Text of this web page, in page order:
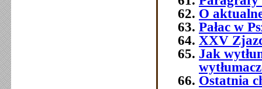
O
Pałac w
XXV
Jak
Ostatnia